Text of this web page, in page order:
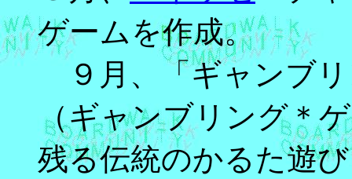
ゲームを作成。
９月、「ギャンブ
（ギャンブリング＊
残る伝統のかるた遊